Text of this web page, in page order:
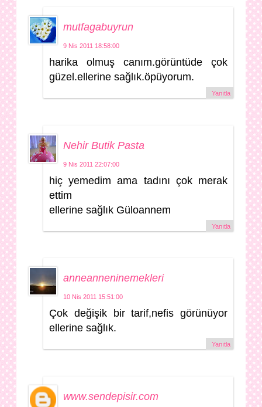
mutfagabuyrun
9 Nis 2011 18:58:00
harika olmuş canım.görüntüde çok
güzel.ellerine sağlık.öpüyorum.
Yanıtla
Nehir Butik Pasta
9 Nis 2011 22:07:00
hiç yemedim ama tadını çok merak
ettim
ellerine sağlık Güloannem
Yanıtla
anneanneninemekleri
10 Nis 2011 15:51:00
Çok değişik bir tarif,nefis görünüyor
ellerine sağlık.
Yanıtla
www.sendepisir.com